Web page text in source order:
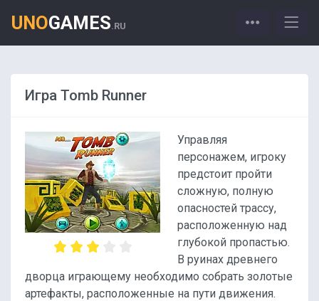
UNOGAMES.RU
Игра Tomb Runner
Управляя
персонажем, игроку
предстоит пройти
сложную, полную
опасностей трассу,
расположенную над
глубокой пропастью.
В руинах древнего
дворца играющему необходимо собрать золотые
артефакты, расположенные на пути движения.